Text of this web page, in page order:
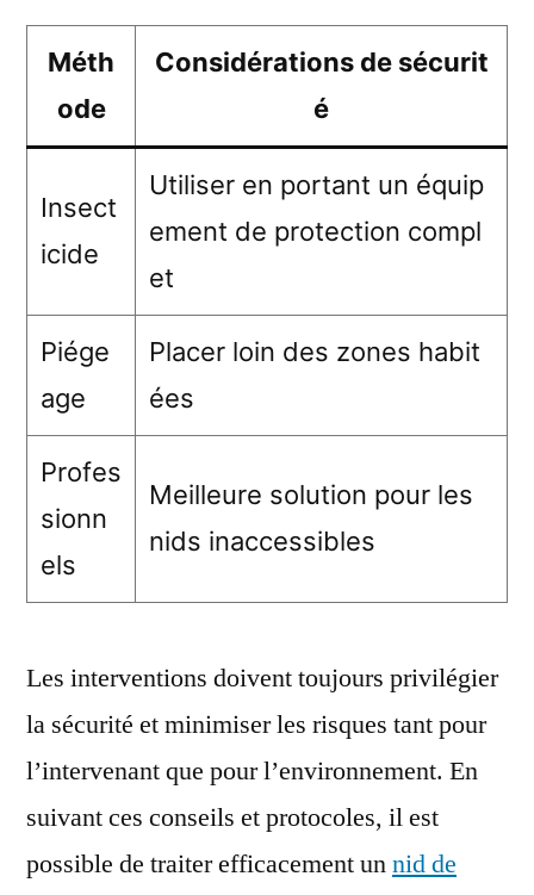
Méth
ode
Considérations de sécurit
é
Insect
icide
Utiliser en portant un équip
ement de protection compl
et
Piége
age
Placer loin des zones habit
ées
Profes
sionn
els
Meilleure solution pour les
nids inaccessibles
Les interventions doivent toujours privilégier
la sécurité et minimiser les risques tant pour
l’intervenant que pour l’environnement. En
suivant ces conseils et protocoles, il est
possible de traiter efficacement unnid de